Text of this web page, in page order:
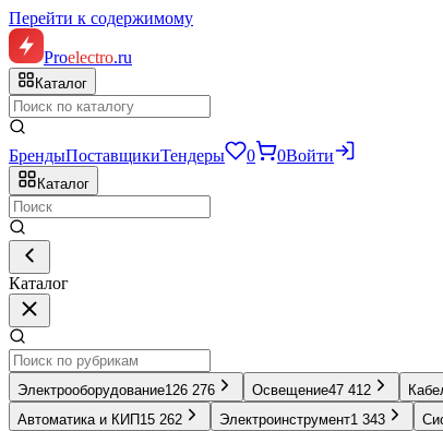
Перейти к содержимому
Proelectro.ru
Каталог
БрендыПоставщикиТендеры 0 0Войти
Каталог
Каталог
Электрооборудование126 276 Освещение47 412
Автоматика и КИП 15 262 Электроинструмент1 343